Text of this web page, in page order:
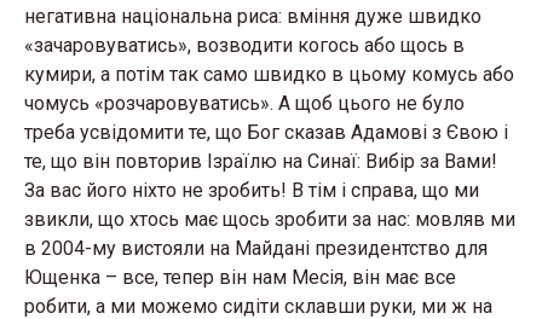
негативна національна риса: вміння дуже швидко
«зачаровуватись», возводити когось або щось в
кумири, а потім так само швидко в цьому комусь або
чомусь «розчаровуватись». А щоб цього не було
треба усвідомити те, що Бог сказав Адамові з Євою і
те, що він повторив Ізраїлю на Синаї: Вибір за Вами!
За вас його ніхто не зробить! В тім і справа, що ми
звикли, що хтось має щось зробити за нас: мовляв ми
в 2004-му вистояли на Майдані президентство для
Ющенка – все, тепер він нам Месія, він має все
робити, а ми можемо сидіти склавши руки, ми ж на